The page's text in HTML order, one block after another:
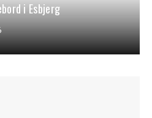
i Esbjerg